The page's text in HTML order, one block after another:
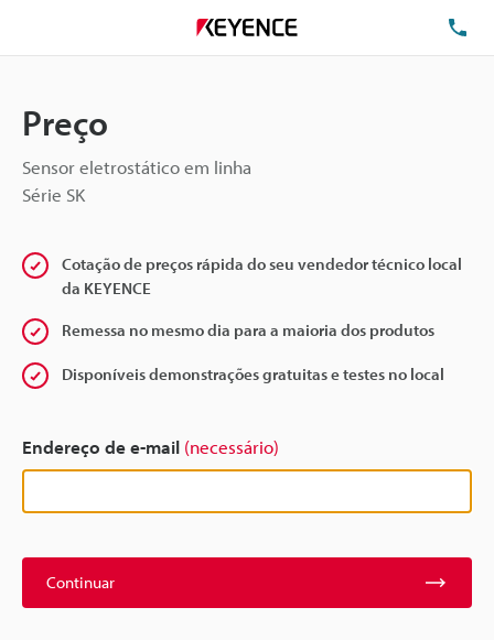
Preço
Sensor eletrostático em linha
Série SK
Cotação de preços rápida do seu vendedor técnico local
da KEYENCE
Remessa no mesmo dia para a maioria dos produtos
Disponíveis demonstrações gratuitas e testes no local
Endereço de e-mail (necessário)
Continuar